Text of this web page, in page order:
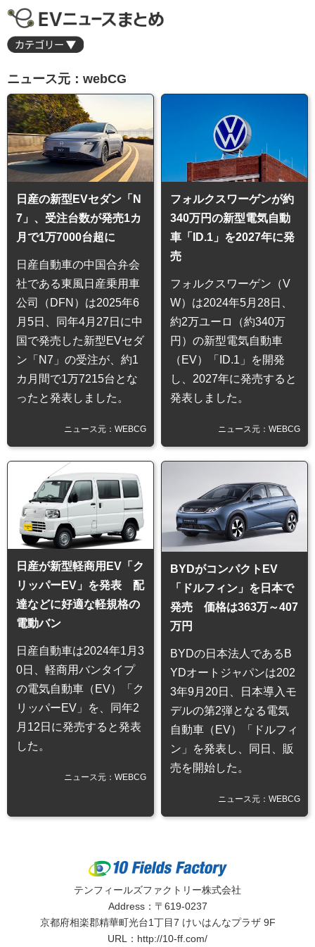
ニュース元：webCG
日産の新型EVセダン「N
7」、受注台数が発売1カ
月で1万7000台超に
日産自動車の中国合弁会
社である東風日産乗用車
公司（DFN）は2025年6
月5日、同年4月27日に中
国で発売した新型EVセダ
ン「N7」の受注が、約1
カ月間で1万7215台とな
ったと発表しました。
ニュース元：WEBCG
フォルクスワーゲンが約
340万円の新型電気自動
車「ID.1」を2027年に発
売
フォルクスワーゲン（V
W）は2024年5月28日、
約2万ユーロ（約340万
円）の新型電気自動車
（EV）「ID.1」を開発
し、2027年に発売すると
発表しました。
ニュース元：WEBCG
日産が新型軽商用EV「ク
リッパーEV」を発表 配
達などに好適な軽規格の
電動バン
日産自動車は2024年1月3
0日、軽商用バンタイプ
の電気自動車（EV）「ク
リッパーEV」を、同年2
月12日に発売すると発表
した。
ニュース元：WEBCG
BYDがコンパクトEV
「ドルフィン」を日本で
発売 価格は363万～407
万円
BYDの日本法人であるB
YDオートジャパンは202
3年9月20日、日本導入モ
デルの第2弾となる電気
自動車（EV）「ドルフィ
ン」を発表し、同日、販
売を開始した。
ニュース元：WEBCG
テンフィールズファクトリー株式会社
Address：〒619-0237
京都府相楽郡精華町光台1丁目7 けいはんなプラザ 9F
URL： http://10-ff.com/